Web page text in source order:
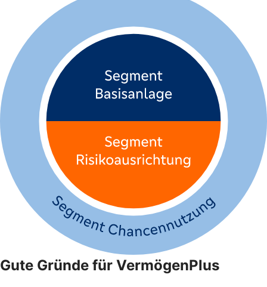
Gute Gründe für VermögenPlus